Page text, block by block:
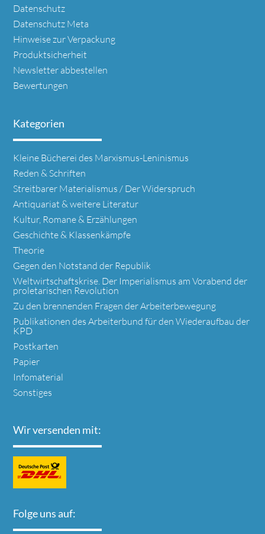
Datenschutz
Datenschutz Meta
Hinweise zur Verpackung
Produktsicherheit
Newsletter abbestellen
Bewertungen
Kategorien
Navigation
überspringen
Kleine Bücherei des Marxismus-Leninismus
Reden & Schriften
Streitbarer Materialismus / Der Widerspruch
Antiquariat & weitere Literatur
Kultur, Romane & Erzählungen
Geschichte & Klassenkämpfe
Theorie
Gegen den Notstand der Republik
Weltwirtschaftskrise. Der Imperialismus am Vorabend der
proletarischen Revolution
Zu den brennenden Fragen der Arbeiterbewegung
Publikationen des Arbeiterbund für den Wiederaufbau der
KPD
Postkarten
Papier
Infomaterial
Sonstiges
Wir versenden mit:
Folge uns auf: